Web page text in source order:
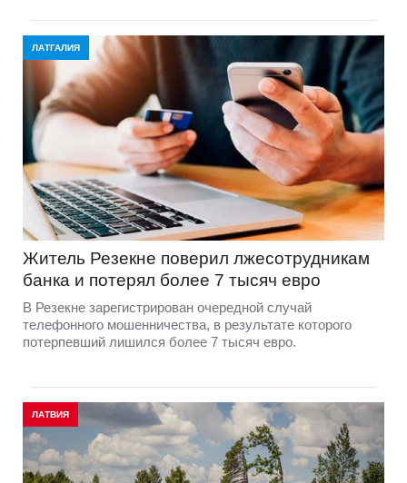
ЛАТГАЛИЯ
Житель Резекне поверил лжесотрудникам
банка и потерял более 7 тысяч евро
В Резекне зарегистрирован очередной случай
телефонного мошенничества, в результате которого
потерпевший лишился более 7 тысяч евро.
ЛАТВИЯ